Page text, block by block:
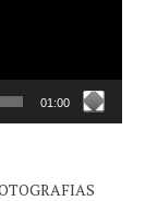
01:00